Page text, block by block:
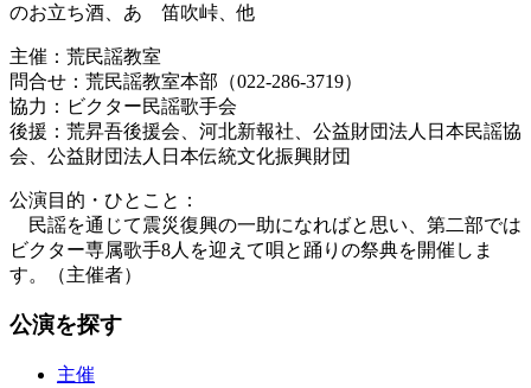
のお立ち酒、あゝ笛吹峠、他
主催：荒民謡教室
問合せ：荒民謡教室本部（022-286-3719）
協力：ビクター民謡歌手会
後援：荒昇吾後援会、河北新報社、公益財団法人日本民謡協
会、公益財団法人日本伝統文化振興財団
公演目的・ひとこと：
民謡を通じて震災復興の一助になればと思い、第二部では
ビクター専属歌手8人を迎えて唄と踊りの祭典を開催しま
す。（主催者）
公演を探す
主催